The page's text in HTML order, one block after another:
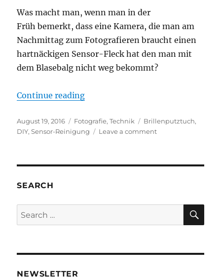
Was macht man, wenn man in der
Früh bemerkt, dass eine Kamera, die man am
Nachmittag zum Fotografieren braucht einen
hartnäckigen Sensor-Fleck hat den man mit
dem Blasebalg nicht weg bekommt?
Continue reading“Sensor-Reinigung mit
Posted
on
August 19, 2016 Categories
Fotografie,Technik Tags
Brillenputztuch,
DIY,Sensor-Reinigung Leave a commenton
SEARCH
Search
for:
NEWSLETTER